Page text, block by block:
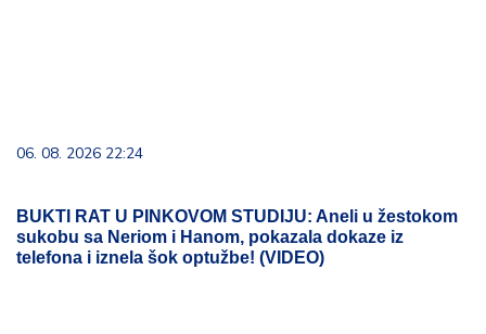
06. 08. 2026 22:24
BUKTI RAT U PINKOVOM STUDIJU: Aneli u žestokom
sukobu sa Neriom i Hanom, pokazala dokaze iz
telefona i iznela šok optužbe! (VIDEO)